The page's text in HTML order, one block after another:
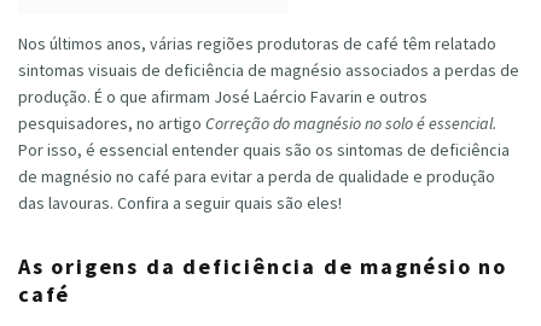
Nos últimos anos, várias regiões produtoras de café têm relatado
sintomas visuais de deficiência de magnésio associados a perdas de
produção. É o que afirmam José Laércio Favarin e outros
pesquisadores, no artigo Correção do magnésio no solo é essencial.
Por isso, é essencial entender quais são os sintomas de deficiência
de magnésio no café para evitar a perda de qualidade e produção
das lavouras. Confira a seguir quais são eles!
As origens da deficiência de magnésio no
café